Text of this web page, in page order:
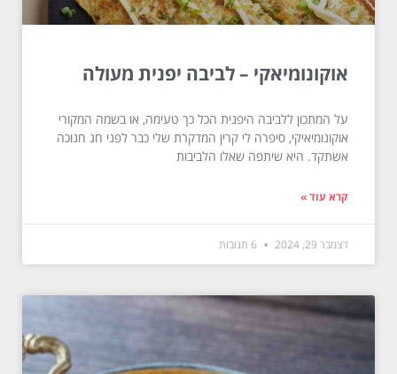
אוקונומיאקי – לביבה יפנית מעולה
על המתכון ללביבה היפנית הכל כך טעימה, או בשמה המקורי
אוקונומיאיקי, סיפרה לי קרין המדקרת שלי כבר לפני חג חנוכה
אשתקד. היא שיתפה שאלו הלביבות
קרא עוד »
דצמבר 29, 2024